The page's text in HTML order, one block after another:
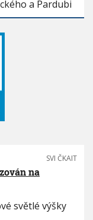
a Pardubi
SVI ČKAIT
na
světlé výšky